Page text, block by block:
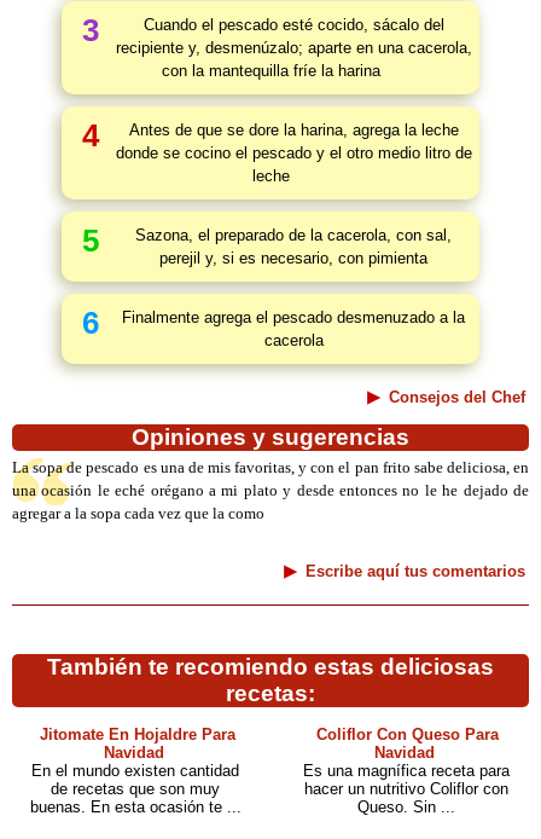
3
Cuando el pescado esté cocido, sácalo del
recipiente y, desmenúzalo; aparte en una cacerola,
con la mantequilla fríe la harina
4
Antes de que se dore la harina, agrega la leche
donde se cocino el pescado y el otro medio litro de
leche
5
Sazona, el preparado de la cacerola, con sal,
perejil y, si es necesario, con pimienta
6
Finalmente agrega el pescado desmenuzado a la
cacerola
Consejos del Chef
Opiniones y sugerencias
La sopa de pescado es una de mis favoritas, y con el pan frito sabe deliciosa, en
una ocasión le eché orégano a mi plato y desde entonces no le he dejado de
agregar a la sopa cada vez que la como
Escribe aquí tus comentarios
También te recomiendo estas deliciosas
recetas:
Jitomate En Hojaldre Para
Navidad
En el mundo existen cantidad
de recetas que son muy
buenas. En esta ocasión te ...
Coliflor Con Queso Para
Navidad
Es una magnífica receta para
hacer un nutritivo Coliflor con
Queso. Sin ...